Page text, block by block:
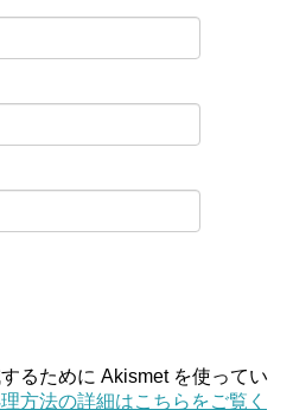
るために Akismet を使ってい
方法の詳細はこちらをご覧く